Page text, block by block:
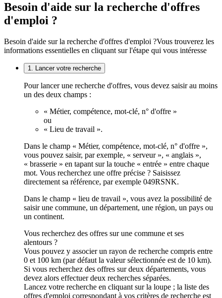
Besoin d'aide sur la recherche d'offres
d'emploi ?
Besoin d'aide sur la recherche d'offres d'emploi ?Vous trouverez les
informations essentielles en cliquant sur l'étape qui vous intéresse
1. Lancer votre recherche
Pour lancer une recherche d'offres, vous devez saisir au moins
un des deux champs :
« Métier, compétence, mot-clé, n° d'offre »
ou
« Lieu de travail ».
Dans le champ « Métier, compétence, mot-clé, n° d'offre »,
vous pouvez saisir, par exemple, « serveur », « anglais »,
« brasserie » en tapant sur la touche « entrée » entre chaque
mot. Vous recherchez une offre précise ? Saisissez
directement sa référence, par exemple 049RSNK.
Dans le champ « lieu de travail », vous avez la possibilité de
saisir une commune, un département, une région, un pays ou
un continent.
Vous recherchez des offres sur une commune et ses
alentours ?
Vous pouvez y associer un rayon de recherche compris entre
0 et 100 km (par défaut la valeur sélectionnée est de 10 km).
Si vous recherchez des offres sur deux départements, vous
devez alors effectuer deux recherches séparées.
Lancez votre recherche en cliquant sur la loupe ; la liste des
offres d'emploi correspondant à vos critères de recherche est